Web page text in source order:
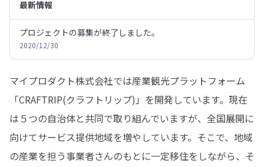
最新情報
プロジェクトの募集が終了しました。
2020/12/30
マイプロダクト株式会社では産業観光プラットフォーム
「CRAFTRIP(クラフトリップ)」を開発しています。現在
は５つの自治体と共同で取り組んでいますが、全国展開に
向けてサービス提供地域を増やしています。そこで、地域
の産業を担う事業者さんのもとに一定移住をしながら、そ